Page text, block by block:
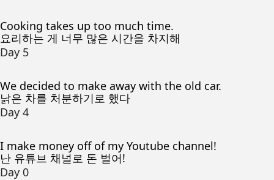
Cooking takes up too much time.
요리하는 게 너무 많은 시간을 차지해
Day 5
We decided to make away with the old car.
낡은 차를 처분하기로 했다
Day 4
I make money off of my Youtube channel!
난 유튜브 채널로 돈 벌어!
Day 0